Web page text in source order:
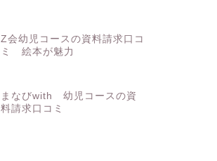
Z会幼児コースの資料請求口コ
ミ 絵本が魅力
まなびwith 幼児コースの資
料請求口コミ